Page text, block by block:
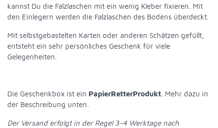
kannst Du die Falzlaschen mit ein wenig Kleber fixieren. Mit
den Einlegern werden die Falzlaschen des Bodens überdeckt.
Mit selbstgebastelten Karten oder anderen Schätzen gefüllt,
entsteht ein sehr persönliches Geschenk für viele
Gelegenheiten.
Die Geschenkbox ist ein PapierRetterProdukt . Mehr dazu in
der Beschreibung unten.
Der Versand erfolgt in der Regel 3-4 Werktage nach